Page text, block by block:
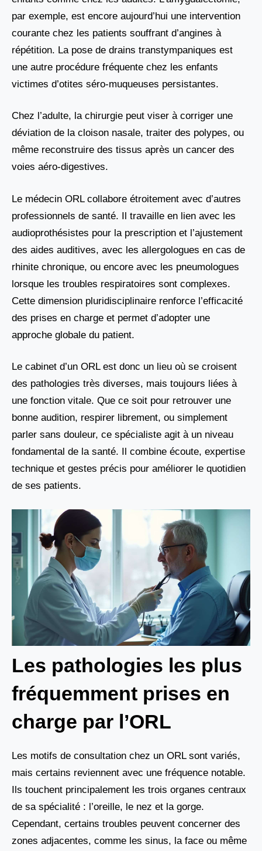
par exemple, est encore aujourd’hui une intervention
courante chez les patients souffrant d’angines à
répétition. La pose de drains transtympaniques est
une autre procédure fréquente chez les enfants
victimes d’otites séro-muqueuses persistantes.
Chez l’adulte, la chirurgie peut viser à corriger une
déviation de la cloison nasale, traiter des polypes, ou
même reconstruire des tissus après un cancer des
voies aéro-digestives.
Le médecin ORL collabore étroitement avec d’autres
professionnels de santé. Il travaille en lien avec les
audioprothésistes pour la prescription et l’ajustement
des aides auditives, avec les allergologues en cas de
rhinite chronique, ou encore avec les pneumologues
lorsque les troubles respiratoires sont complexes.
Cette dimension pluridisciplinaire renforce l’efficacité
des prises en charge et permet d’adopter une
approche globale du patient.
Le cabinet d’un ORL est donc un lieu où se croisent
des pathologies très diverses, mais toujours liées à
une fonction vitale. Que ce soit pour retrouver une
bonne audition, respirer librement, ou simplement
parler sans douleur, ce spécialiste agit à un niveau
fondamental de la santé. Il combine écoute, expertise
technique et gestes précis pour améliorer le quotidien
de ses patients.
Les pathologies les plus
fréquemment prises en
charge par l’ORL
Les motifs de consultation chez un ORL sont variés,
mais certains reviennent avec une fréquence notable.
Ils touchent principalement les trois organes centraux
de sa spécialité : l’oreille, le nez et la gorge.
Cependant, certains troubles peuvent concerner des
zones adjacentes, comme les sinus, la face ou même